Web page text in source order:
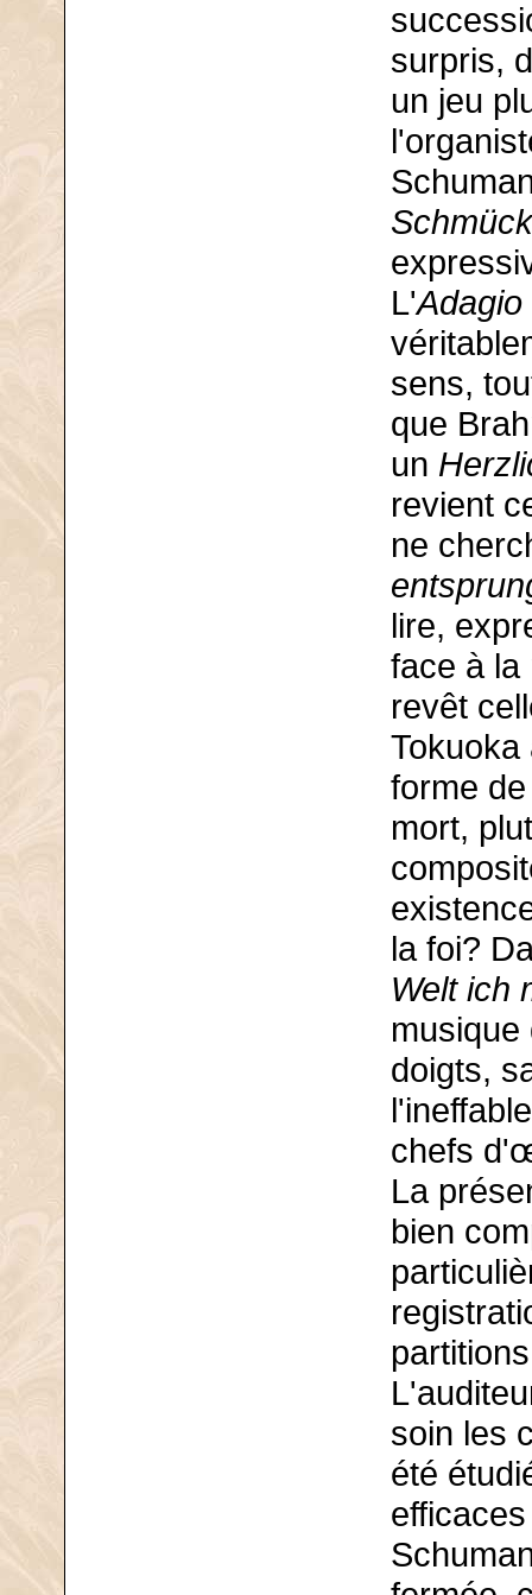
surpris,
un jeu
L'Adagio
sens,
que
un
revient
ne
lire,
face à la
revêt
Tokuoka
forme
mort,
la foi?
Welt ich
doigts,
chefs
La
bien
soin les
été